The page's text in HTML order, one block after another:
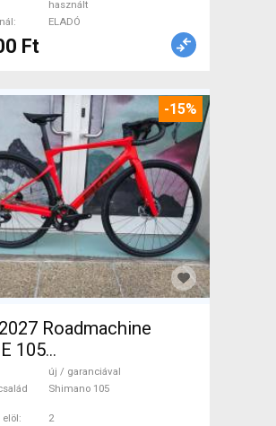
használt
ELADÓ
Ft
-15%
Roadmachine
Országúti
105 tárcsafék új /
ELADÓ
új / garanciával
Shimano 105
elöl
2